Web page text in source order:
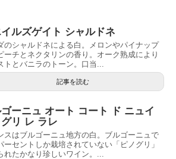
ルズゲイト シャルドネ
のシャルドネによる白。メロンやパイナップ
ーチとネクタリンの香り。オーク熟成により
トとバニラのトーン。口当...
記事を読む
ーニュ オート コート ド ニュイ
グリ レ ラレ
スはブルゴーニュ地方の白。ブルゴーニュで
ーセントしか栽培されていない「ピノグリ」
れたかなり珍しいワイン。...